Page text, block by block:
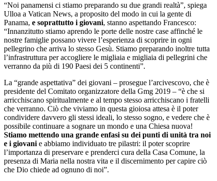
“Noi panamensi ci stiamo preparando su due grandi realtà”, spiega
Ulloa a Vatican News, a proposito del modo in cui la gente di
Panama, e soprattutto i giovani, stanno aspettando Francesco:
“Innanzitutto stiamo aprendo le porte delle nostre case affinché le
nostre famiglie possano vivere l’esperienza di scoprire in ogni
pellegrino che arriva lo stesso Gesù. Stiamo preparando inoltre tutta
l’infrastruttura per accogliere le migliaia e migliaia di pellegrini che
verranno da più di 190 Paesi dei 5 continenti”.
La “grande aspettativa” dei giovani – prosegue l’arcivescovo, che è
presidente del Comitato organizzatore della Gmg 2019 – “è che si
arricchiscano spiritualmente e al tempo stesso arricchiscano i fratelli
che verranno. Ciò che viviamo in questa gioiosa attesa è il poter
condividere davvero gli stessi ideali, lo stesso sogno, e vedere che è
possibile continuare a sognare un mondo e una Chiesa nuova!
Stiamo mettendo una grande enfasi su dei punti di unità tra noi
e i giovani e abbiamo individuato tre pilastri: il poter scoprire
l’importanza di preservare e prenderci cura della Casa Comune, la
presenza di Maria nella nostra vita e il discernimento per capire ciò
che Dio chiede ad ognuno di noi”.